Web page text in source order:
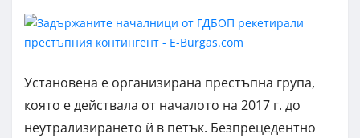
Установена е организирана престъпна група,
която е действала от началото на 2017 г. до
неутрализирането й в петък. Безпрецедентно